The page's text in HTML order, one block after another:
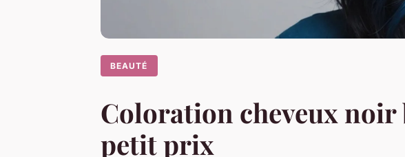
BEAUTÉ
Coloration cheveux
petit prix